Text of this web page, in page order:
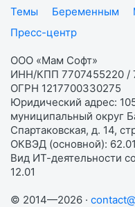
Темы
Беременным
Пресс-центр
ООО «Мам Софт»
ИНН/КПП 7707455220 /
ОГРН 1217700330275
Юридический адрес:
муниципальный округ
Спартаковская, д. 14,
ОКВЭД (основной): 62.01
Вид ИТ-деятельности
12.01
© 2014—2026 ·